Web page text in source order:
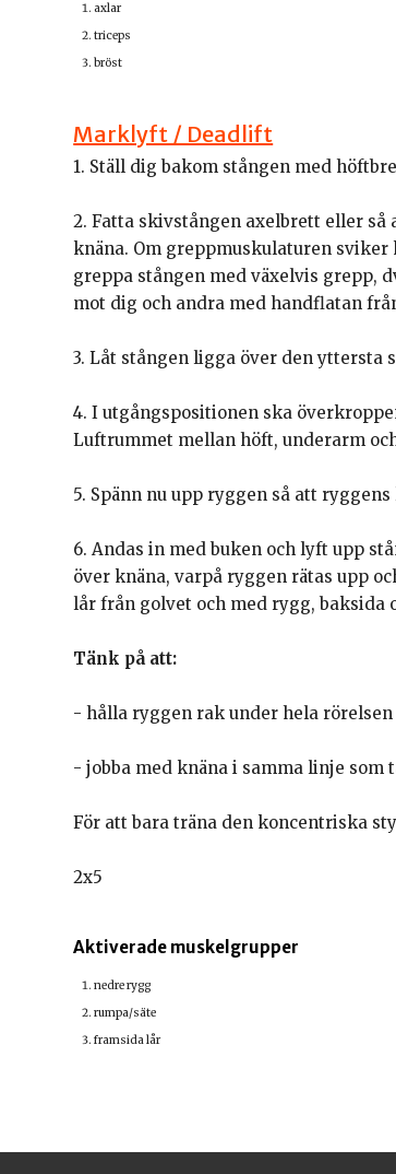
axlar
triceps
bröst
Marklyft / Deadlift
1. Ställ dig bakom stången med
2. Fatta skivstången axelbrett eller
knäna. Om greppmuskulaturen
greppa stången med växelvis grepp,
mot dig och andra med handflatan
3. Låt stången ligga över den yttersta
4. I utgångspositionen ska
Luftrummet mellan höft, underarm
5. Spänn nu upp ryggen så att
6. Andas in med buken och lyft upp
över knäna, varpå ryggen rätas upp
lår från golvet och med rygg, baksida
Tänk på att:
- hålla ryggen rak under hela rörelsen
- jobba med knäna i samma linje som
För att bara träna den koncentriska
2x5
Aktiverade muskelgrupper
nedre rygg
rumpa/säte
framsida lår